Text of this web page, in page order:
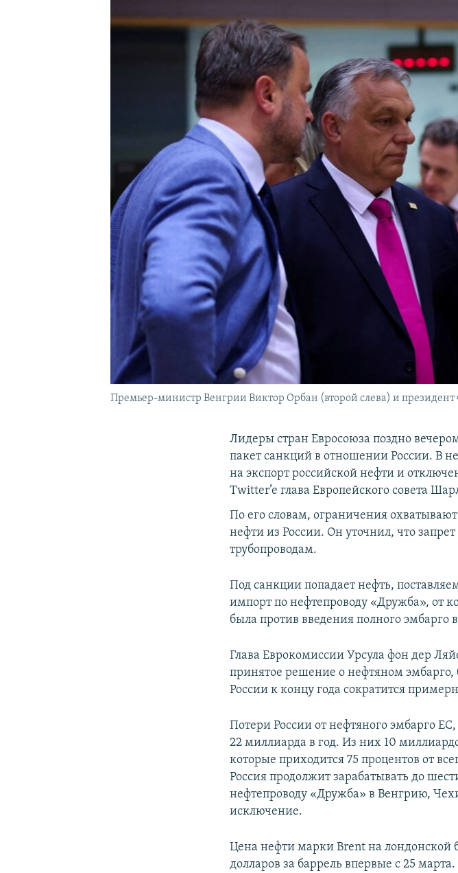
Премьер-министр Венгрии Виктор Орбан (второй слева) и
Лидеры стран Евросоюза поздно
пакет санкций в отношении России. В
на экспорт российской нефти и
Twitter’e глава Европейского совета
По его словам, ограничения
нефти из России. Он уточнил, что запрет
трубопроводам.
Под санкции попадает нефть,
импорт по нефтепроводу «Дружба», от
была против введения полного эмбарго
Глава Еврокомиссии Урсула фон дер
принятое решение о нефтяном эмбарго,
России к концу года сократится
Потери России от нефтяного эмбарго
22 миллиарда в год. Из них 10
которые приходится 75 процентов от
Россия продолжит зарабатывать до
нефтепроводу «Дружба» в Венгрию,
исключение.
Цена нефти марки Brent на лондонской
долларов за баррель впервые с 25 марта.